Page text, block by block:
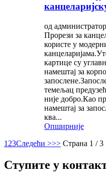
од
Прорези за
користе у
картице су
намештај за
темељац
није добро.Као
намештај за
ква...
Опширније
1 23Следећи >>> Страна 1 / 3
Ступите у